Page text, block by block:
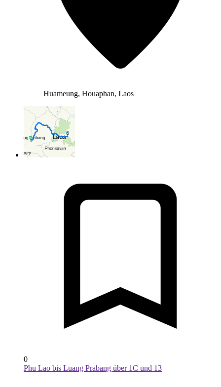
Huameung, Houaphan, Laos
0
Phu Lao bis Luang Prabang über 1C und 13